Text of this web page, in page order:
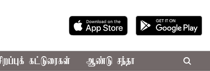
கட்டுரைகள் ஆண்டு சந்தா